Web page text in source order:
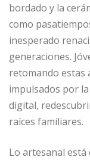
bordado y la
como
inesperado
generaciones.
retomando estas
impulsados por
digital,
raíces familiares.
Lo artesanal está